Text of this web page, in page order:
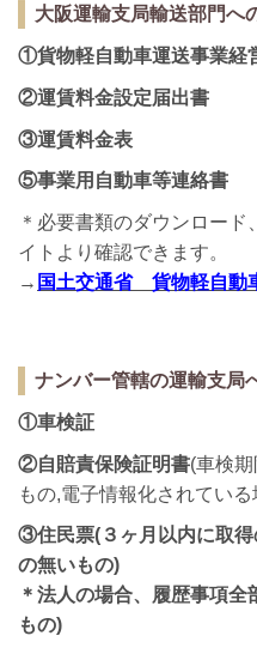
大阪運輸支局輸送部門へ
①貨物軽自動車運送事業経
②運賃料金設定届出書
③運賃料金表
⑤事業用自動車等連絡書
＊必要書類のダウンロー
イトより確認できます。
→ 国土交通省 貨物軽自動
ナンバー管轄の運輸支局
①車検証
②自賠責保険証明書(車検
もの,電子情報化されてい
③住民票(３ヶ月以内に取
の無いもの)
＊法人の場合、履歴事項全
もの)